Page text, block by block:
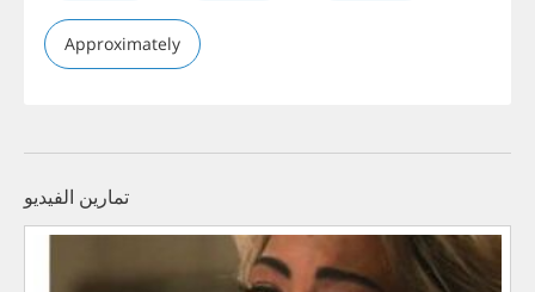
Approximately
تمارين الفيديو